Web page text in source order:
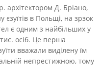
архітектором Д. Бріано,
в Польщі, на зрзок
є одним з найбільших у
осіб. Це перша
вважали виділену їм
непрестижною, тому